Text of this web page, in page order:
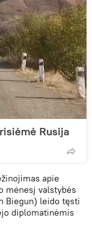
Rusija
apie
mėnesį valstybės
Biegun) leido tęsti
diplomatinėmis